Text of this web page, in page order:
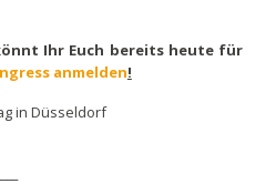
Ihr Euch bereits heute für
anmelden!
in Düsseldorf